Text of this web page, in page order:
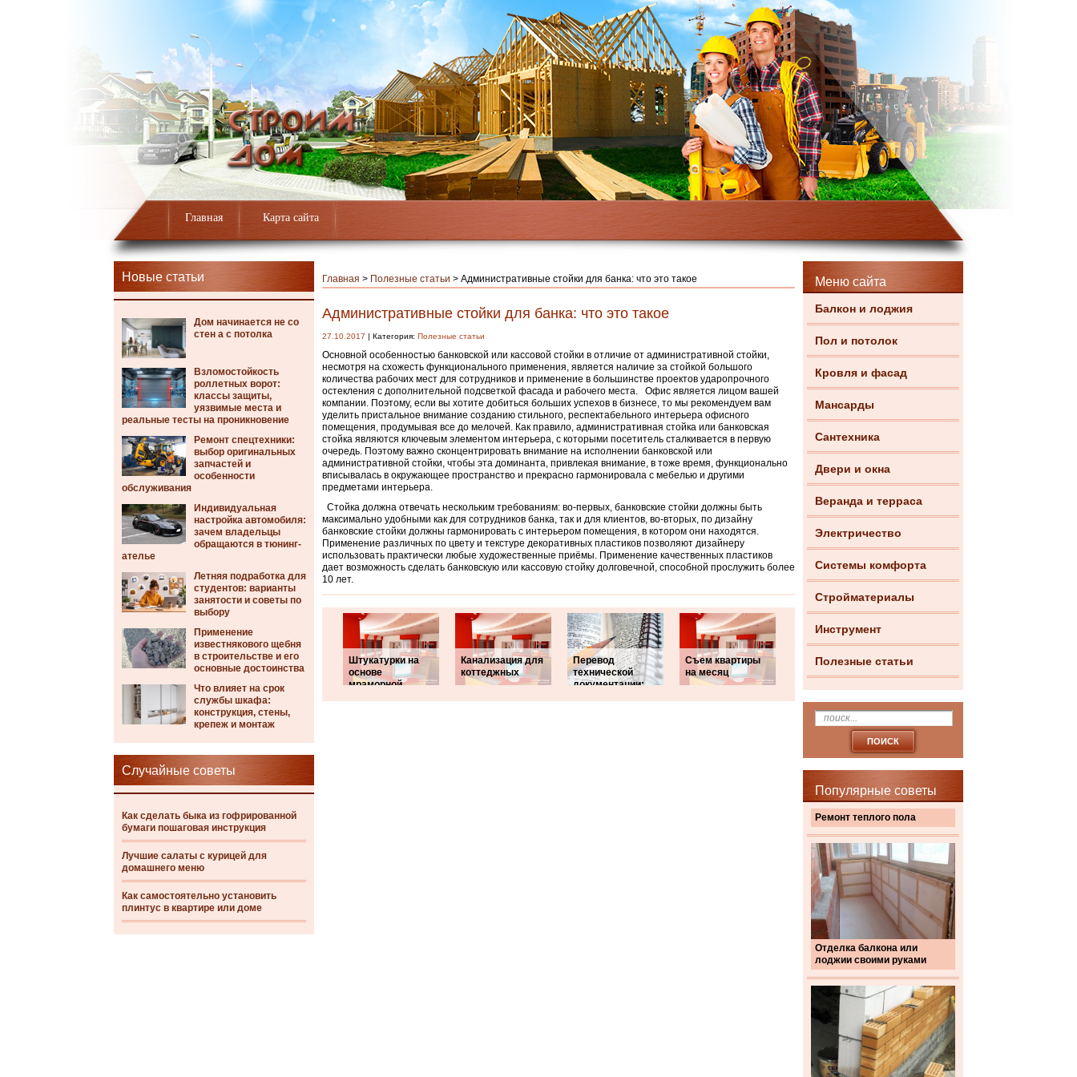
Главная Карта сайта
Новые статьи
Дом начинается не со
стен а с потолка
Взломостойкость
роллетных ворот:
классы защиты,
уязвимые места и
реальные тесты на проникновение
Ремонт спецтехники:
выбор оригинальных
запчастей и
особенности
обслуживания
Индивидуальная
настройка автомобиля:
зачем владельцы
обращаются в тюнинг-
ателье
Летняя подработка для
студентов: варианты
занятости и советы по
выбору
Применение
известнякового щебня
в строительстве и его
основные достоинства
Что влияет на срок
службы шкафа:
конструкция, стены,
крепеж и монтаж
Случайные советы
Как сделать быка из гофрированной
бумаги пошаговая инструкция
Лучшие салаты с курицей для
домашнего меню
Как самостоятельно установить
плинтус в квартире или доме
Меню сайта
Балкон и лоджия
Пол и потолок
Кровля и фасад
Мансарды
Сантехника
Двери и окна
Веранда и терраса
Электричество
Системы комфорта
Стройматериалы
Инструмент
Полезные статьи
Популярные советы
Ремонт теплого пола
Отделка балкона или
лоджии своими руками
Главная > Полезные статьи > Административные стойки для банка: что это такое
Административные стойки для банка: что это такое
27.10.2017 | Категория: Полезные статьи
Основной особенностью банковской или кассовой стойки в отличие от административной стойки,
несмотря на схожесть функционального применения, является наличие за стойкой большого
количества рабочих мест для сотрудников и применение в большинстве проектов ударопрочного
остекления с дополнительной подсветкой фасада и рабочего места. Офис является лицом вашей
компании. Поэтому, если вы хотите добиться больших успехов в бизнесе, то мы рекомендуем вам
уделить пристальное внимание созданию стильного, респектабельного интерьера офисного
помещения, продумывая все до мелочей. Как правило, административная стойка или банковская
стойка являются ключевым элементом интерьера, с которыми посетитель сталкивается в первую
очередь. Поэтому важно сконцентрировать внимание на исполнении банковской или
административной стойки, чтобы эта доминанта, привлекая внимание, в тоже время, функционально
вписывалась в окружающее пространство и прекрасно гармонировала с мебелью и другими
предметами интерьера.
Стойка должна отвечать нескольким требованиям: во-первых, банковские стойки должны быть
максимально удобными как для сотрудников банка, так и для клиентов, во-вторых, по дизайну
банковские стойки должны гармонировать с интерьером помещения, в котором они находятся.
Применение различных по цвету и текстуре декоративных пластиков позволяют дизайнеру
использовать практически любые художественные приёмы. Применение качественных пластиков
дает возможность сделать банковскую или кассовую стойку долговечной, способной прослужить более
10 лет.
Штукатурки на
основе
мраморной
Канализация для
коттеджных
Перевод
технической
документации:
Съем квартиры
на месяц